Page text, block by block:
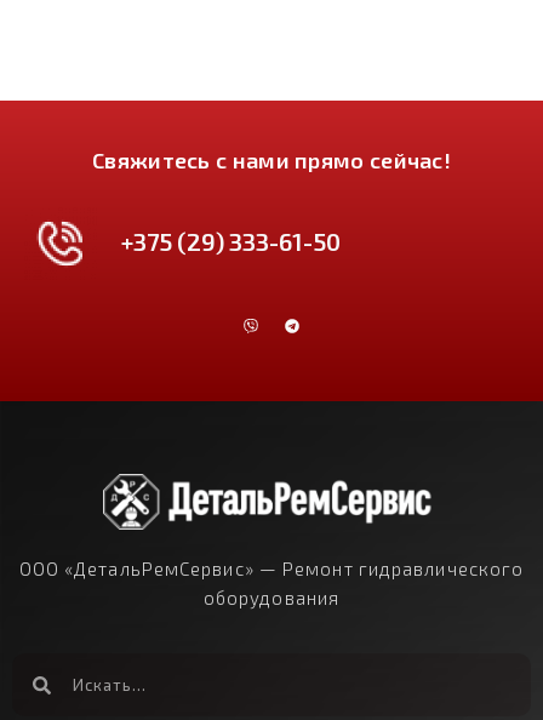
Свяжитесь с нами прямо сейчас!
+375 (29) 333-61-50
ООО «ДетальРемСервис» — Ремонт гидравлического
оборудования